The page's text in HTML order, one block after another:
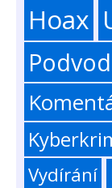
Hoax
Podvod
Vydírání